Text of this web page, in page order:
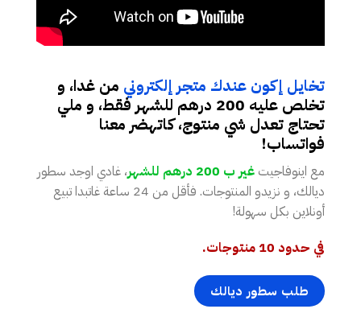
تخايل إكون عندك متجر إلكتروني من غدا، و
تخلص عليه 200 درهم للشهر فقط، و ملي
تحتاج تعدل شي منتوج، كاتهضر معنا
فواتساب!
مع اينوفاجيت غير ب 200 درهم للشهر
، غادي اوجد سطور
ديالك، و نزيدو المنتوجات. فأقل من 24 ساعة غاتبدا تبيع
أونلاين بكل سهولة!
في حدود 10 منتوجات.
طلب سطور ديالك